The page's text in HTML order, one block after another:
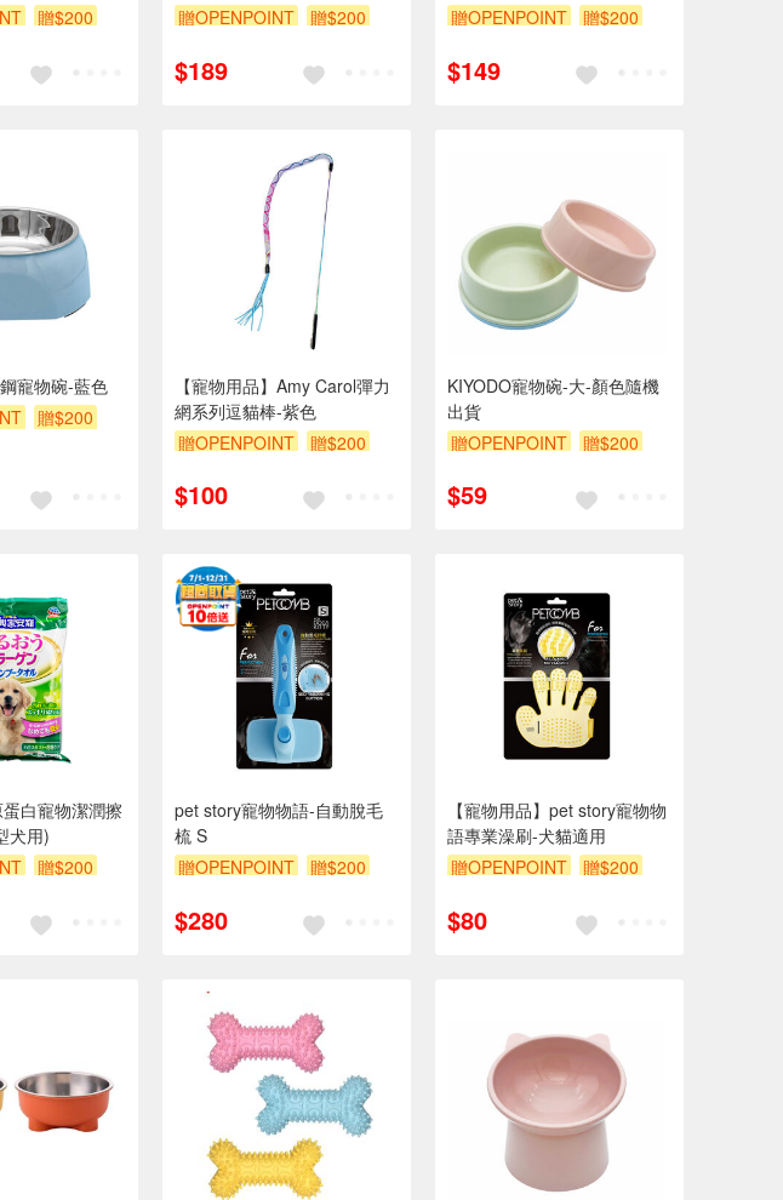
贈$200
贈OPENPOINT
贈$200
$189
贈OPENPOINT
贈$200
$149
寵物碗-藍色
贈$200
【寵物用品】Amy Carol彈力
網系列逗貓棒-紫色
贈OPENPOINT
贈$200
$100
KIYODO寵物碗-大-顏色隨機
出貨
贈OPENPOINT
贈$200
$59
白寵物潔潤擦
犬用)
贈$200
pet story寵物物語-自動脫毛
梳 S
贈OPENPOINT
贈$200
$280
【寵物用品】pet story寵物物
語專業澡刷-犬貓適用
贈OPENPOINT
贈$200
$80